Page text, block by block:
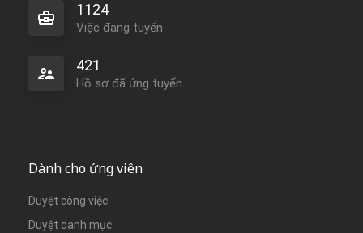
1124
Việc đang tuyển
421
Hồ sơ đã ứng tuyển
Dành cho ứng viên
Duyệt công việc
Duyệt danh mục